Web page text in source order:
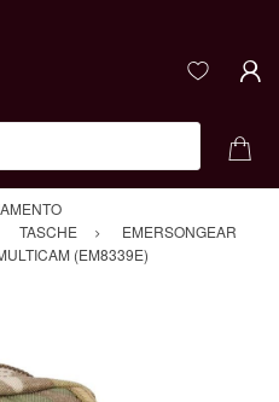
TASCHE
EMERSONGEAR
(EM8339E)